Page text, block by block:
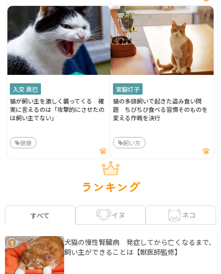
入交 眞巳
猫が飼い主を激しく襲ってくる 確
実に言えるのは「攻撃的にさせたの
は飼い主でない」
健康
宮脇灯子
猫の多頭飼いで起きた盗み食い問
題 ちびちび食べる習慣そのものを
変える作戦を決行
飼い方
ランキング
すべて イヌ ネコ
1
犬猫の慢性腎臓病 発症してから亡くなるまで、
飼い主ができることは【獣医師監修】